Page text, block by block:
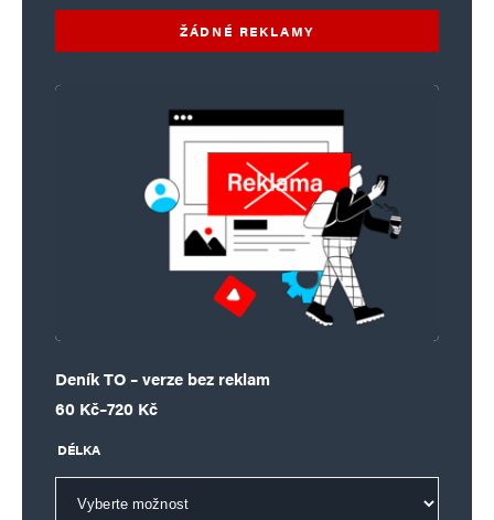
ŽÁDNÉ REKLAMY
Deník TO – verze bez reklam
60 Kč–720 Kč
Rozpětí cen: 60 Kč až 720 Kč
DÉLKA